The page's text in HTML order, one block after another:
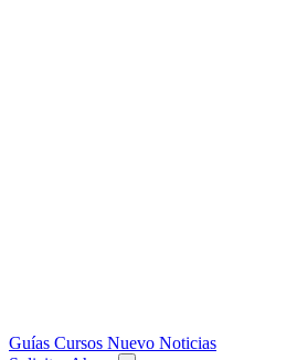
Guías Cursos Nuevo Noticias